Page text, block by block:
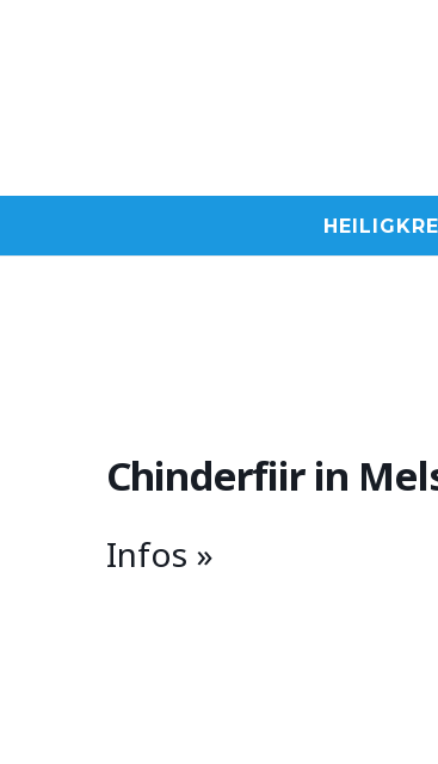
Chinderfiir in
Infos »